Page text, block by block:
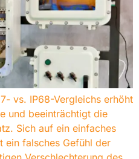
vs. IP68-Vergleichs erhöht
und beeinträchtigt die
Sich auf ein einfaches
ein falsches Gefühl der